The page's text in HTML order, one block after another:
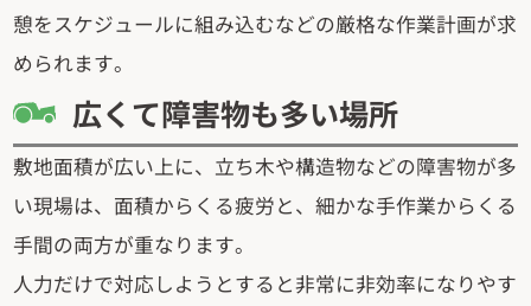
憩をスケジュールに組み込むなどの厳格な作業計画が求
められます。
広くて障害物も多い場所
敷地面積が広い上に、立ち木や構造物などの障害物が多
い現場は、面積からくる疲労と、細かな手作業からくる
手間の両方が重なります。
人力だけで対応しようとすると非常に非効率になりやす